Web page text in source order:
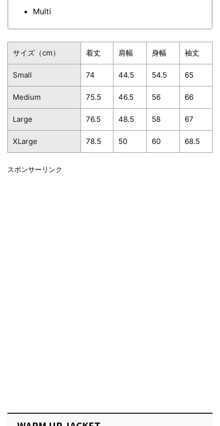
Multi
サイズ（cm） 着丈 肩幅 身幅 袖丈
Small 74 44.5 54.5 65
Medium 75.5 46.5 56 66
Large 76.5 48.5 58 67
XLarge 78.5 50 60 68.5
スポンサーリンク